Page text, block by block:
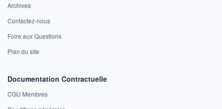
Archives
Contactez-nous
Foire aux Questions
Plan du site
Documentation Contractuelle
CGU Membres